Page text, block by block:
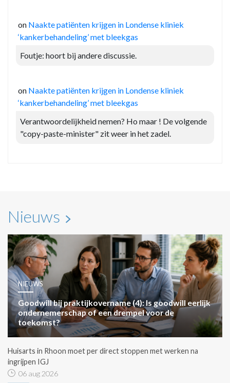
on Naakte patiënten krijgen in Londense kliniek
‘kankerbehandeling’ met bleekgas
Foutje: hoort bij andere discussie.
on Naakte patiënten krijgen in Londense kliniek
‘kankerbehandeling’ met bleekgas
Verantwoordelijkheid nemen? Ho maar ! De volgende
"copy-paste-minister" zit weer in het zadel.
Nieuws
NIEUWS
Goodwill bij praktijkovername (4): Is goodwill eerlijk
ondernemerschap of een drempel voor de
toekomst?
Huisarts in Rhoon moet per direct stoppen met werken na
ingrijpen IGJ
06 aug 2026